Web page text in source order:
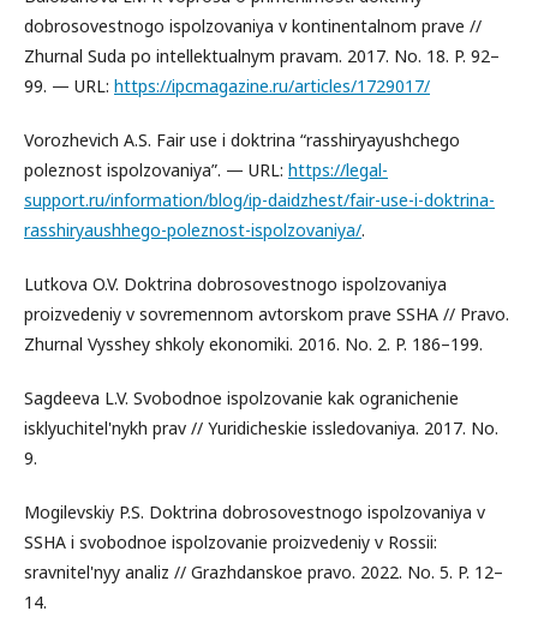
dobrosovestnogo ispolzovaniya v kontinentalnom prave //
Zhurnal Suda po intellektualnym pravam. 2017. No. 18. P. 92–
99. — URL: https://ipcmagazine.ru/articles/1729017/
Vorozhevich A.S. Fair use i doktrina “rasshiryayushchego
poleznost ispolzovaniya”. — URL: https://legal-
support.ru/information/blog/ip-daidzhest/fair-use-i-doktrina-
rasshiryaushhego-poleznost-ispolzovaniya/.
Lutkova O.V. Doktrina dobrosovestnogo ispolzovaniya
proizvedeniy v sovremennom avtorskom prave SSHA // Pravo.
Zhurnal Vysshey shkoly ekonomiki. 2016. No. 2. P. 186–199.
Sagdeeva L.V. Svobodnoe ispolzovanie kak ogranichenie
isklyuchitel'nykh prav // Yuridicheskie issledovaniya. 2017. No.
9.
Mogilevskiy P.S. Doktrina dobrosovestnogo ispolzovaniya v
SSHA i svobodnoe ispolzovanie proizvedeniy v Rossii:
sravnitel'nyy analiz // Grazhdanskoe pravo. 2022. No. 5. P. 12–
14.